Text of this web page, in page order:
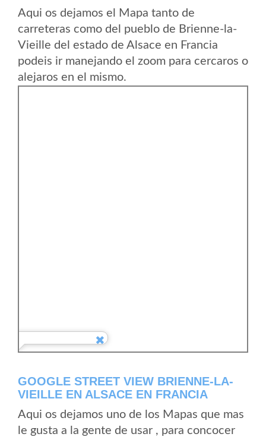
Aqui os dejamos el Mapa tanto de
carreteras como del pueblo de Brienne-la-
Vieille del estado de Alsace en Francia
podeis ir manejando el zoom para cercaros o
alejaros en el mismo.
GOOGLE STREET VIEW BRIENNE-LA-
VIEILLE EN ALSACE EN FRANCIA
Aqui os dejamos uno de los Mapas que mas
le gusta a la gente de usar , para concocer